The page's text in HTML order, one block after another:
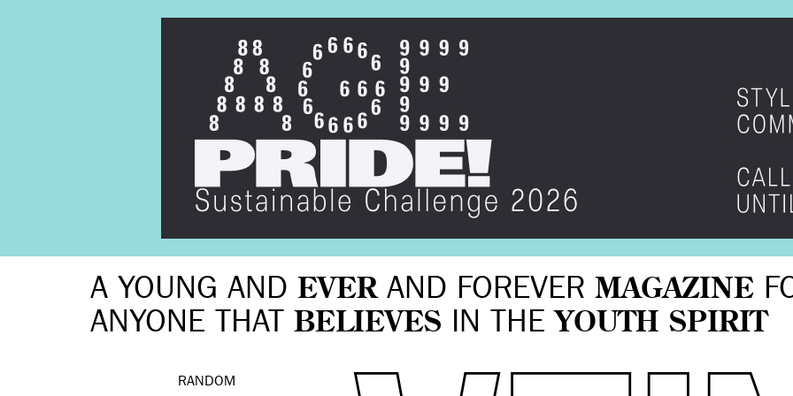
A YOUNG AND EVERAND FOREVER MAGAZINE
ANYONE THAT BELIEVES IN THE YOUTH SPIRIT
RANDOM